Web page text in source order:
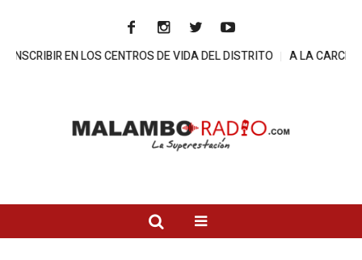
LOS CENTROS DE VIDA DEL DISTRITO A LA CARCEL DIRECTOR